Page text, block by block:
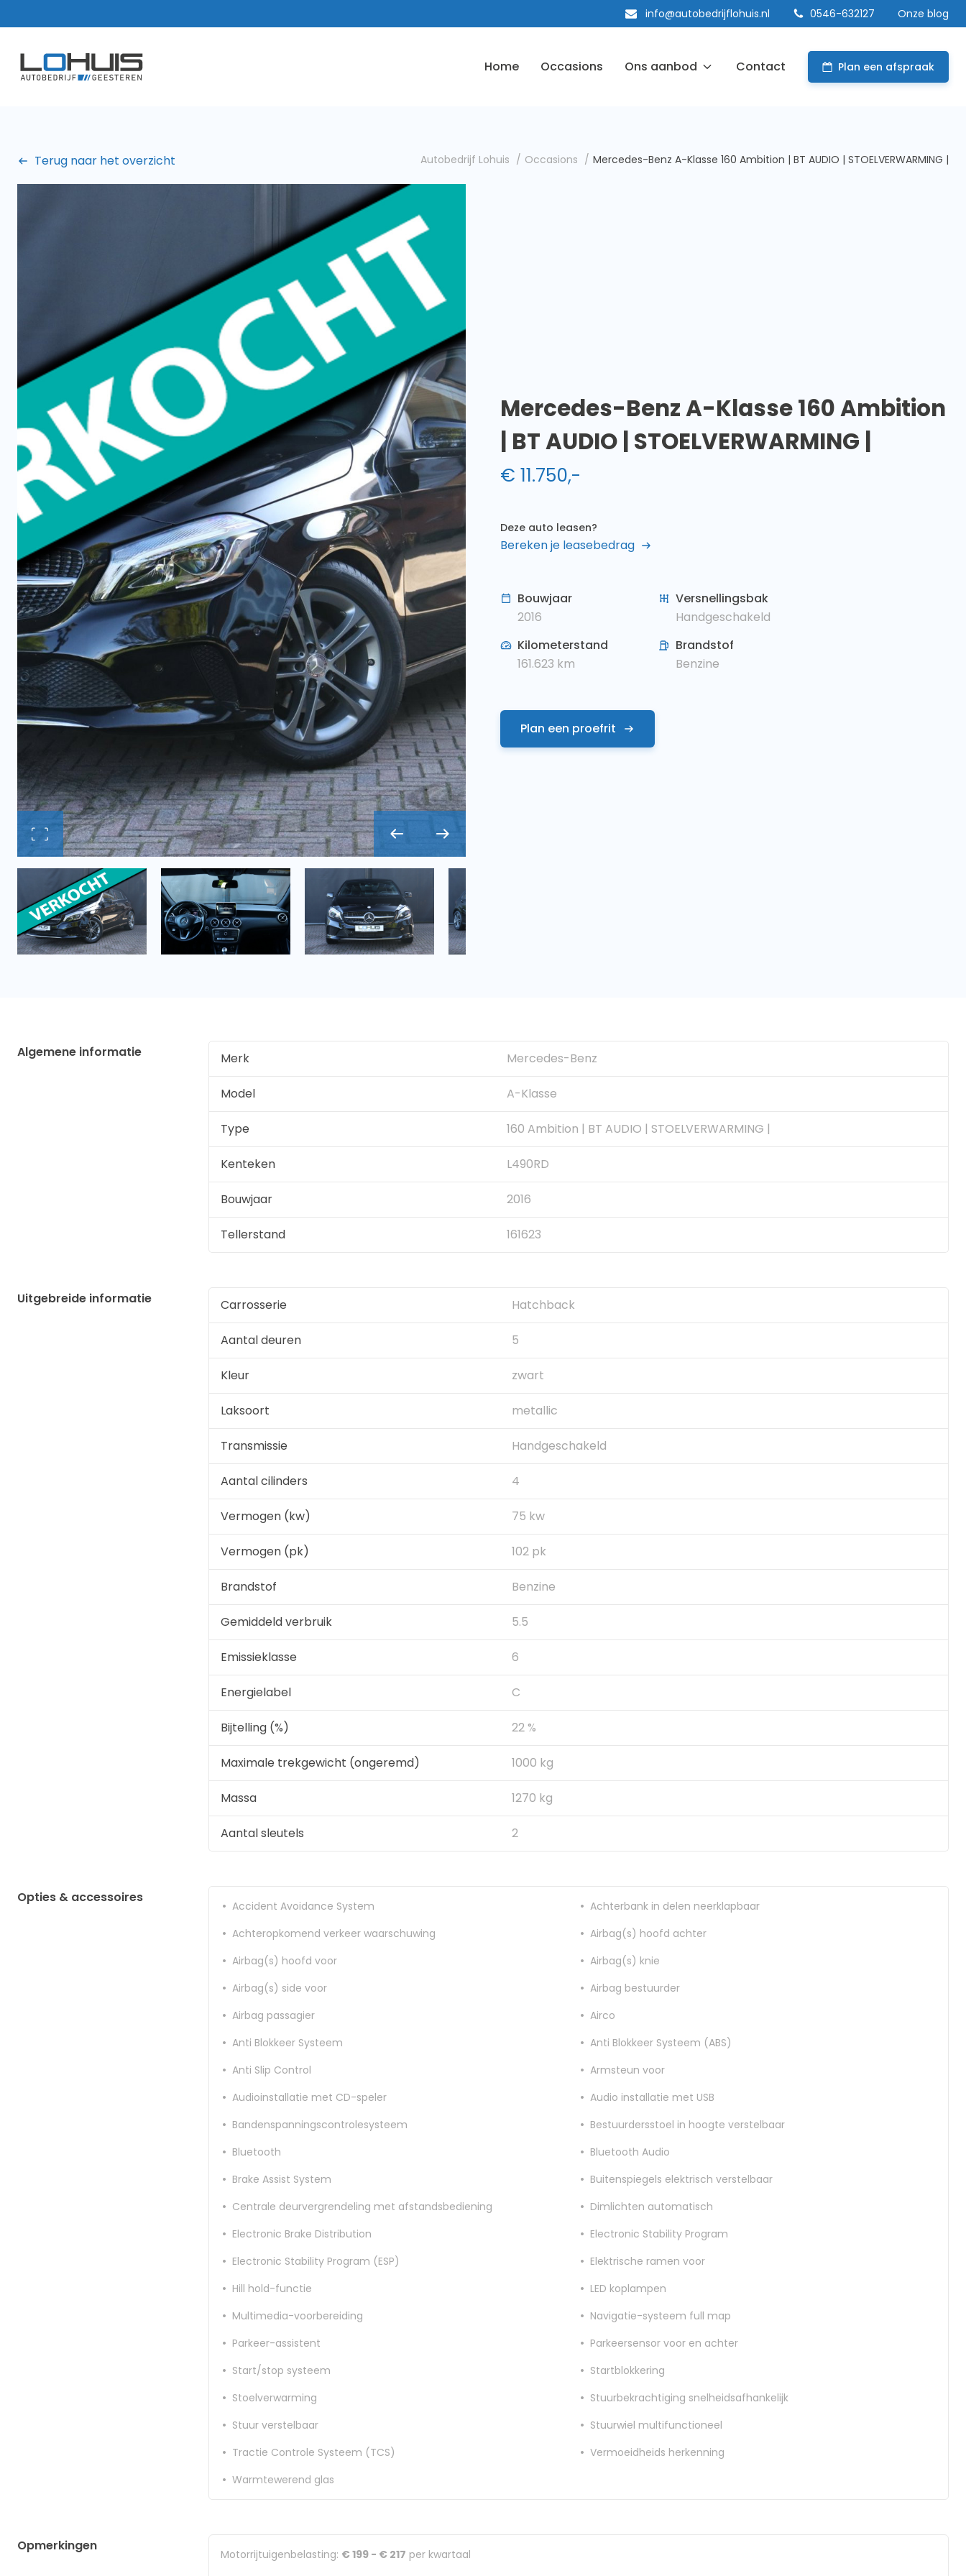
info@autobedrijflohuis.nl 0546-632127 Onze blog
Home Occasions Ons aanbod Contact Plan een afspraak
Terug naar het overzicht Autobedrijf Lohuis Occasions Mercedes-Benz A-Klasse 160 Ambition | BT AUDIO | STOELVERWARMING |
Mercedes-Benz A-Klasse 160 Ambition
| BT AUDIO | STOELVERWARMING |
€ 11.750,-
Deze auto leasen?
Bereken je leasebedrag
Bouwjaar
2016
Versnellingsbak
Handgeschakeld
Kilometerstand
161.623 km
Brandstof
Benzine
Plan een proefrit
Algemene informatie Merk Mercedes-Benz
Model A-Klasse
Type 160 Ambition | BT AUDIO | STOELVERWARMING |
Kenteken L490RD
Bouwjaar 2016
Tellerstand 161623
Uitgebreide informatie Carrosserie Hatchback
Aantal deuren 5
Kleur zwart
Laksoort metallic
Transmissie Handgeschakeld
Aantal cilinders 4
Vermogen (kw) 75 kw
Vermogen (pk) 102 pk
Brandstof Benzine
Gemiddeld verbruik 5.5
Emissieklasse 6
Energielabel C
Bijtelling (%) 22 %
Maximale trekgewicht (ongeremd) 1000 kg
Massa 1270 kg
Aantal sleutels 2
Opties & accessoires
Accident Avoidance System
Achterbank in delen neerklapbaar
Achteropkomend verkeer waarschuwing
Airbag(s) hoofd achter
Airbag(s) hoofd voor
Airbag(s) knie
Airbag(s) side voor
Airbag bestuurder
Airbag passagier
Airco
Anti Blokkeer Systeem
Anti Blokkeer Systeem (ABS)
Anti Slip Control
Armsteun voor
Audioinstallatie met CD-speler
Audio installatie met USB
Bandenspanningscontrolesysteem
Bestuurdersstoel in hoogte verstelbaar
Bluetooth
Bluetooth Audio
Brake Assist System
Buitenspiegels elektrisch verstelbaar
Centrale deurvergrendeling met afstandsbediening
Dimlichten automatisch
Electronic Brake Distribution
Electronic Stability Program
Electronic Stability Program (ESP)
Elektrische ramen voor
Hill hold-functie
LED koplampen
Multimedia-voorbereiding
Navigatie-systeem full map
Parkeer-assistent
Parkeersensor voor en achter
Start/stop systeem
Startblokkering
Stoelverwarming
Stuurbekrachtiging snelheidsafhankelijk
Stuur verstelbaar
Stuurwiel multifunctioneel
Tractie Controle Systeem (TCS)
Vermoeidheids herkenning
Warmtewerend glas
Opmerkingen
Motorrijtuigenbelasting: € 199 - € 217 per kwartaal